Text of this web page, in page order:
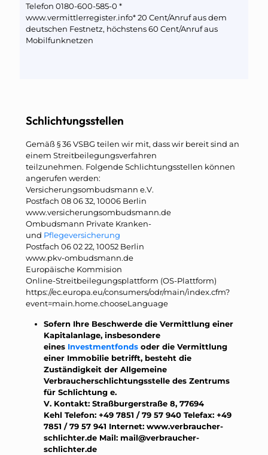
Telefon 0180-600-585-0 *
www.vermittlerregister.info* 20 Cent/Anruf aus dem
deutschen Festnetz, höchstens 60 Cent/Anruf aus
Mobilfunknetzen
Schlichtungsstellen
Gemäß § 36 VSBG teilen wir mit, dass wir bereit sind an
einem Streitbeilegungsverfahren
teilzunehmen. Folgende Schlichtungsstellen können
angerufen werden:
Versicherungsombudsmann e.V.
Postfach 08 06 32, 10006 Berlin
www.versicherungsombudsmann.de
Ombudsmann Private Kranken-
und Pflegeversicherung
Postfach 06 02 22, 10052 Berlin
www.pkv-ombudsmann.de
Europäische Kommision
Online-Streitbeilegungsplattform (OS-Plattform)
https://ec.europa.eu/consumers/odr/main/index.cfm?
event=main.home.chooseLanguage
Sofern Ihre Beschwerde die Vermittlung einer
Kapitalanlage, insbesondere
eines Investmentfonds oder die Vermittlung
einer Immobilie betrifft, besteht die
Zuständigkeit der Allgemeine
Verbraucherschlichtungsstelle des Zentrums
für Schlichtung e.
V. Kontakt: Straßburgerstraße 8, 77694
Kehl Telefon: +49 7851 / 79 57 940 Telefax: +49
7851 / 79 57 941 Internet: www.verbraucher-
schlichter.de Mail: mail@verbraucher-
schlichter.de